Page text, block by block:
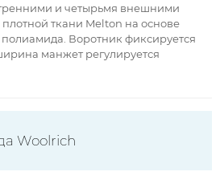
и четырьмя внешними
ткани Melton на основе
Воротник фиксируется
манжет регулируется
Woolrich